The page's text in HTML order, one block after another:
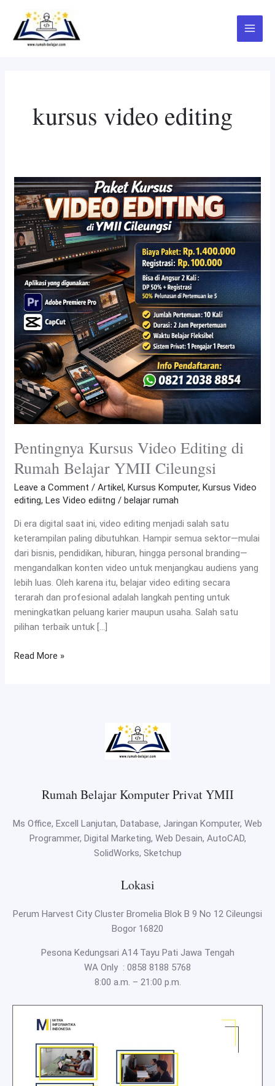
content
Main
Menu
kursus video editing
Pentingnya Kursus Video Editing di
Rumah Belajar YMII Cileungsi
Leave a Comment /Artikel,Kursus Komputer,Kursus Video
editing,Les Video ediitng /belajar rumah
Di era digital saat ini, video editing menjadi salah satu
keterampilan paling dibutuhkan. Hampir semua sektor—mulai
dari bisnis, pendidikan, hiburan, hingga personal branding—
mengandalkan konten video untuk menjangkau audiens yang
lebih luas. Oleh karena itu, belajar video editing secara
terarah dan profesional adalah langkah penting untuk
meningkatkan peluang karier maupun usaha. Salah satu
pilihan terbaik untuk […]
Pentingnya
Kursus
Video
Editing
di
Rumah
Belajar
YMII
Cileungsi
Read More »
Rumah Belajar Komputer Privat YMII
Ms Office, Excell Lanjutan, Database, Jaringan Komputer, Web
Programmer, Digital Marketing, Web Desain, AutoCAD,
SolidWorks, Sketchup
Lokasi
Perum Harvest City Cluster Bromelia Blok B 9 No 12 Cileungsi
Bogor 16820
Pesona Kedungsari A14 Tayu Pati Jawa Tengah
WA Only : 0858 8188 5768
8:00 a.m. – 21:00 p.m.